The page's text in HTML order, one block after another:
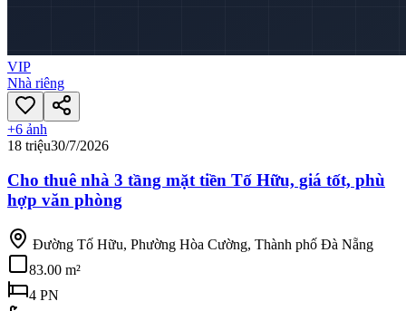
VIP
Nhà riêng
+6 ảnh
18 triệu30/7/2026
Cho thuê nhà 3 tầng mặt tiền Tố Hữu, giá tốt, phù
hợp văn phòng
Đường Tố Hữu, Phường Hòa Cường, Thành phố Đà Nẵng
83.00 m²
4 PN